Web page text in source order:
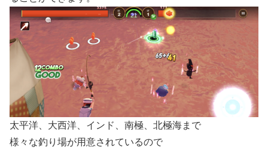
太平洋、大西洋、インド、南極、北極海まで
様々な釣り場が用意されているので